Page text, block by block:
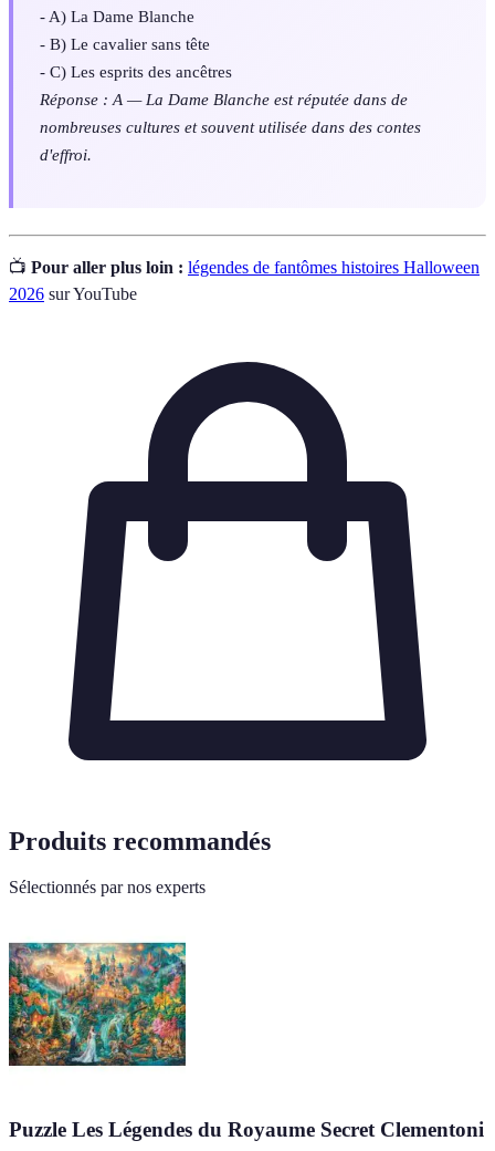
- A) La Dame Blanche
- B) Le cavalier sans tête
- C) Les esprits des ancêtres
Réponse : A — La Dame Blanche est réputée dans de
nombreuses cultures et souvent utilisée dans des contes
d'effroi.
📺 Pour aller plus loin : légendes de fantômes histoires Halloween
2026 sur YouTube
Produits recommandés
Sélectionnés par nos experts
Puzzle Les Légendes du Royaume Secret Clementoni